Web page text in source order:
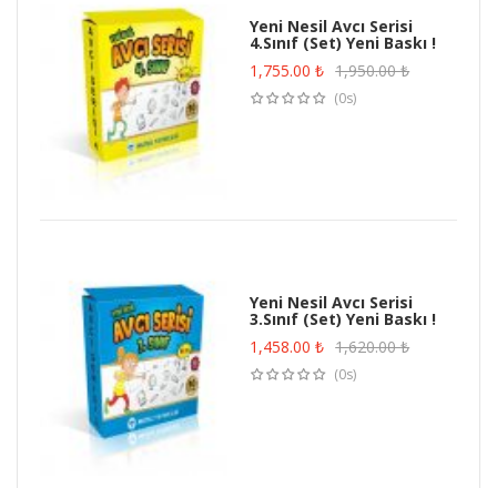
Yeni Nesil Avcı Serisi
4.Sınıf (Set) Yeni Baskı !
1,755.00₺ 1,950.00₺
(0s)
Yeni Nesil Avcı Serisi
3.Sınıf (Set) Yeni Baskı !
1,458.00₺ 1,620.00₺
(0s)